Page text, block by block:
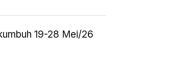
19-28 Mei/26